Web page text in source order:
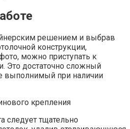
решением и выбрав
конструкции,
можно приступать к
Это достаточно сложный
выполнимый при наличии
крепления
следует тщательно